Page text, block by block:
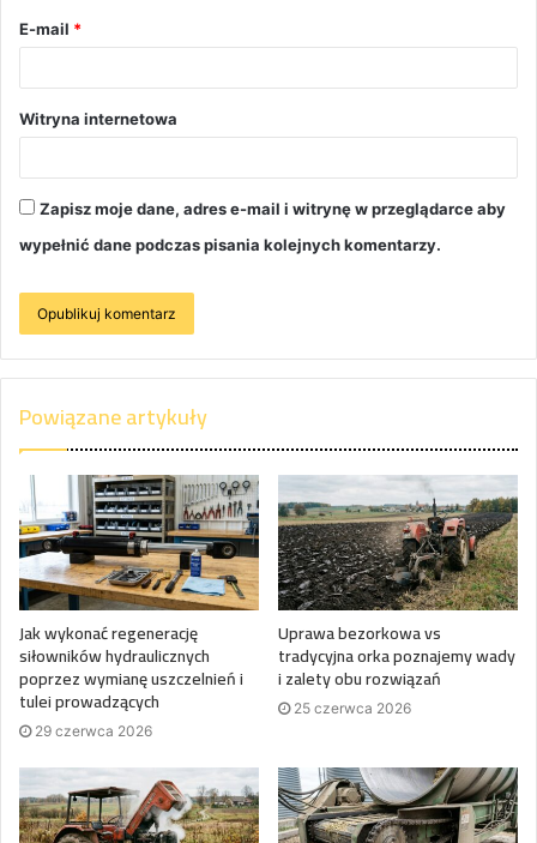
E-mail *
Witryna internetowa
Zapisz moje dane, adres e-mail i witrynę w przeglądarce aby
wypełnić dane podczas pisania kolejnych komentarzy.
Powiązane artykuły
Jak wykonać regenerację
siłowników hydraulicznych
poprzez wymianę uszczelnień i
tulei prowadzących
29 czerwca 2026
Uprawa bezorkowa vs
tradycyjna orka poznajemy wady
i zalety obu rozwiązań
25 czerwca 2026